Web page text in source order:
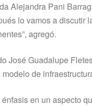
Alejandra Pani
lo vamos a discutir
agregó.
José Guadalupe
de
en un aspecto